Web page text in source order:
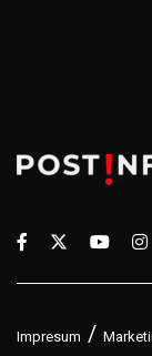
Impresum